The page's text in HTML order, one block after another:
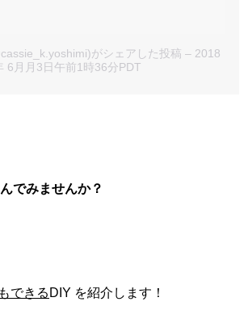
がシェアした投稿 – 2018
6月月3日午前1時36分PDT
でみませんか？
できる DIY を紹介します！